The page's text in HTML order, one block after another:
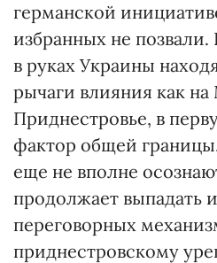
германской
избранных не
в руках Украины
рычаги влияния как
Приднестровье, в
фактор общей
еще не вполне
продолжает выпадать
переговорных
приднестровскому